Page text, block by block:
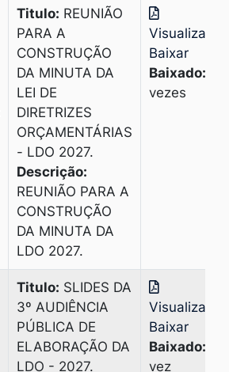
Titulo: REUNIÃO
PARA A
CONSTRUÇÃO
DA MINUTA DA
LEI DE
DIRETRIZES
ORÇAMENTÁRIAS
- LDO 2027.
Descrição:
REUNIÃO PARA A
CONSTRUÇÃO
DA MINUTA DA
LDO 2027.
Visualizar
Baixar
Baixado:
vezes
Titulo: SLIDES DA
3º AUDIÊNCIA
PÚBLICA DE
ELABORAÇÃO DA
LDO - 2027.
Visualizar
Baixar
Baixado:
vez